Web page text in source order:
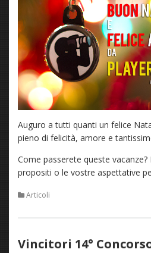
Auguro a tutti quanti un felice
pieno di felicità, amore e
Come passerete queste
propositi o le vostre aspettative
Articoli
Vincitori 14°